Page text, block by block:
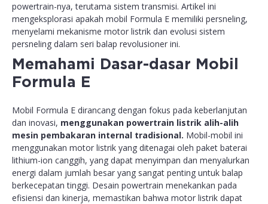
powertrain-nya, terutama sistem transmisi. Artikel ini
mengeksplorasi apakah mobil Formula E memiliki persneling,
menyelami mekanisme motor listrik dan evolusi sistem
persneling dalam seri balap revolusioner ini.
Memahami Dasar-dasar Mobil
Formula E
Mobil Formula E dirancang dengan fokus pada keberlanjutan
dan inovasi, menggunakan powertrain listrik alih-alih
mesin pembakaran internal tradisional. Mobil-mobil ini
menggunakan motor listrik yang ditenagai oleh paket baterai
lithium-ion canggih, yang dapat menyimpan dan menyalurkan
energi dalam jumlah besar yang sangat penting untuk balap
berkecepatan tinggi. Desain powertrain menekankan pada
efisiensi dan kinerja, memastikan bahwa motor listrik dapat